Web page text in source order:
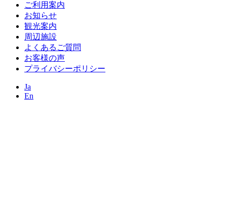
ご利用案内
お知らせ
観光案内
周辺施設
よくあるご質問
お客様の声
プライバシーポリシー
Ja
En